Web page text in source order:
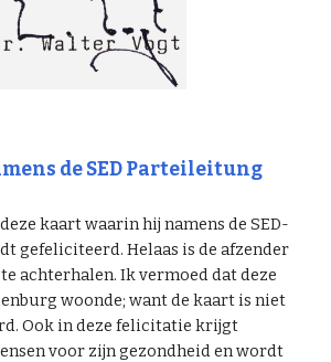
de SED Parteileitung
kaart waarin hij namens de SED-
gefeliciteerd. Helaas is de afzender
achterhalen. Ik vermoed dat deze
woonde; want de kaart is niet
Ook in deze felicitatie krijgt
voor zijn gezondheid en wordt